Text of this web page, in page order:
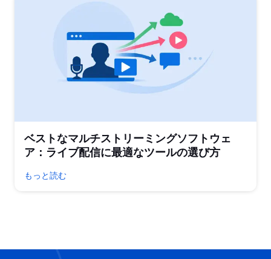
ベストなマルチストリーミングソフトウェ
ア：ライブ配信に最適なツールの選び方
もっと読む